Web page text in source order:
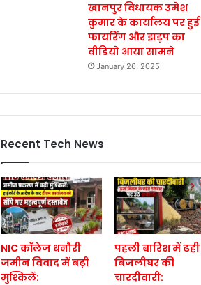
खानपुर विधायक उमेश
कुमार के कार्यालय पर हुई
फायरिंग और झड़प का
वीडियो आया सामने
January 26, 2025
Recent Tech News
NIC कॉलेज धनौरी
जमीन विवाद में बढ़ी
मुश्किलें:
पहली बारिश में ढही
बिजलीघर की
चारदीवारी: